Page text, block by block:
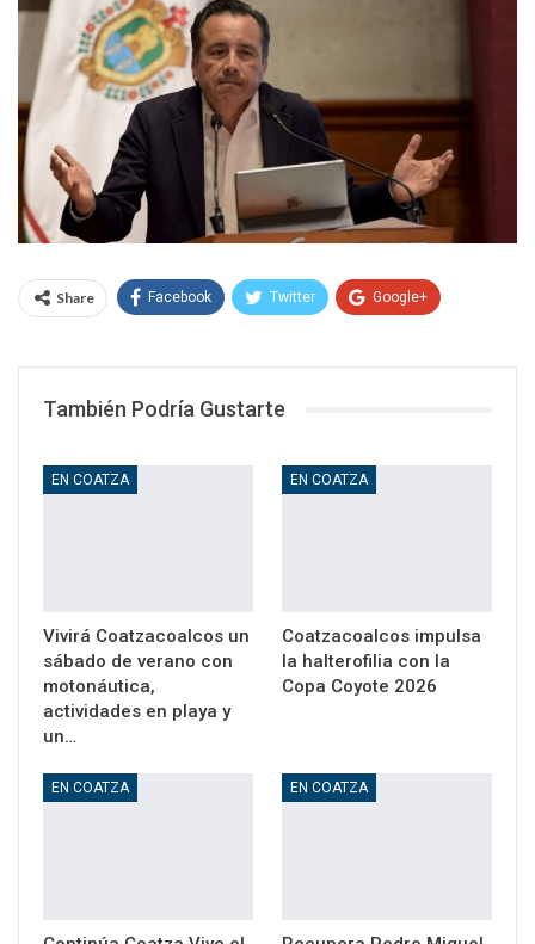
Share Facebook Twitter Google+
También Podría Gustarte
EN COATZA
Vivirá Coatzacoalcos un
sábado de verano con
motonáutica,
actividades en playa y
un…
EN COATZA
Coatzacoalcos impulsa
la halterofilia con la
Copa Coyote 2026
EN COATZA EN COATZA